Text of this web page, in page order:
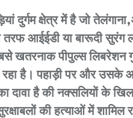
दुर्गम क्षेत्र में है जो
तरफ आईईडी या बारूदी
खतरनाक पीपुल्स लिबरेशन
रहा है। पहाड़ी पर और उसके
का दावा है की नक्सलियों के
की हत्याओं में शामिल